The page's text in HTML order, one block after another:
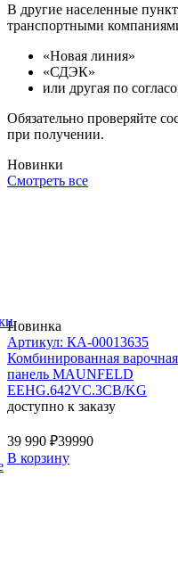
В другие населенные
транспортными
«Новая линия»
«СДЭК»
или другая по
Обязательно проверяйте
при получении.
Новинки
Смотреть все
Новинка
Артикул: КА-00013635
Комбинированная варочная
панель MAUNFELD
EEHG.642VC.3CB/KG
доступно к заказу
39 990 ₽39990
В корзину